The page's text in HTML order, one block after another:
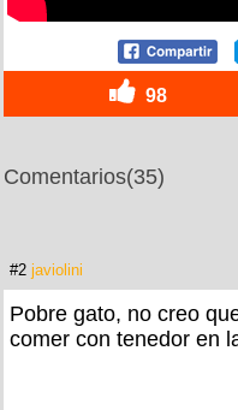
98
Comentarios(35)
#2 javiolini
Pobre gato, no creo
comer con tenedor en